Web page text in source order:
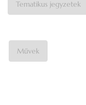
Tematikus jegyzetek
Művek